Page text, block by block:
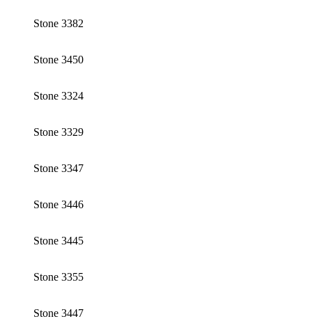
Stone 3382
Stone 3450
Stone 3324
Stone 3329
Stone 3347
Stone 3446
Stone 3445
Stone 3355
Stone 3447